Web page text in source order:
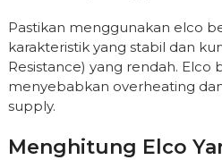
Pastikan menggunakan elco
karakteristik yang stabil dan
Resistance) yang rendah.
menyebabkan overheating
supply.
Menghitung Elco